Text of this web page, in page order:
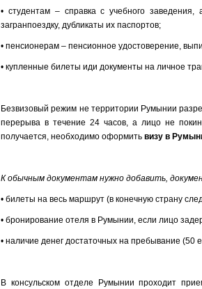
• студентам – справка с учебного
загранпоездку, дубликаты их паспортов;
• пенсионерам – пенсионное удостоверение,
• купленные билеты иди документы на личное
Безвизовый режим не территории Румынии
перерыва в течение 24 часов, а лицо не
получается, необходимо оформить визу в
К обычным документам нужно добавить,
• билеты на весь маршрут (в конечную страну
• бронирование отеля в Румынии, если лицо
• наличие денег достаточных на пребывание (50
В консульском отделе Румынии проходит